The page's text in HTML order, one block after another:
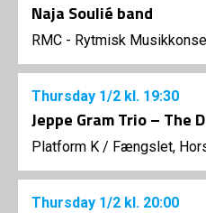
Naja Soulié band
RMC - Rytmisk
Thursday 1/2 kl. 19:30
Jeppe Gram Trio – The
Platform K / Fængslet,
Thursday 1/2 kl. 20:00